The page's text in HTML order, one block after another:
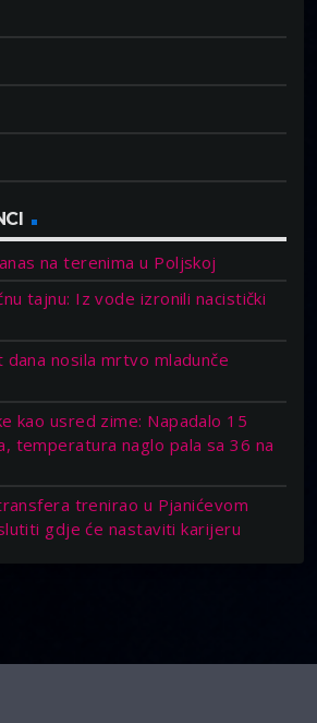
na terenima u Poljskoj
tajnu: Iz vode izronili nacistički
dana nosila mrtvo mladunče
kao usred zime: Napadalo 15
temperatura naglo pala sa 36 na
trenirao u Pjanićevom
gdje će nastaviti karijeru